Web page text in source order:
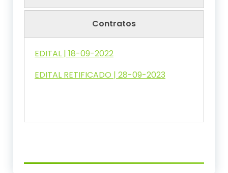
Contratos
EDITAL | 18-09-2022
EDITAL RETIFICADO | 28-09-2023